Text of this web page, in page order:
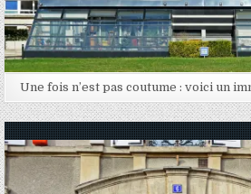
Une fois n’est pas coutume : voici un
Posted in